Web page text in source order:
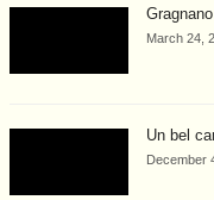
March 24,
Un bel
December